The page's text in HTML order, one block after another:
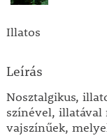
Illatos
Leírás
Nosztalgikus,
színével,
vajszínűek,